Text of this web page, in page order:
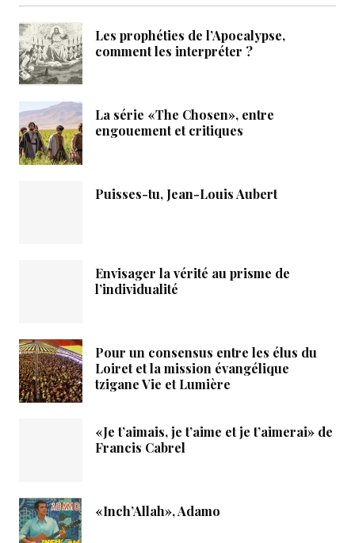
Les prophéties de l’Apocalypse,
comment les interpréter ?
La série «The Chosen», entre
engouement et critiques
Puisses-tu, Jean-Louis Aubert
Envisager la vérité au prisme de
l’individualité
Pour un consensus entre les élus du
Loiret et la mission évangélique
tzigane Vie et Lumière
«Je t’aimais, je t’aime et je t’aimerai» de
Francis Cabrel
«Inch’Allah», Adamo